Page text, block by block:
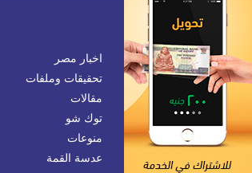
اخبار مصر
تحقيقات وملفات
مقالات
توك شو
منوعات
عدسة القمة